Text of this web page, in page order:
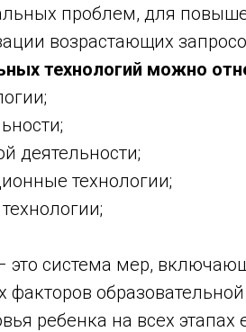
проблем, для
возрастающих
технологий можно
деятельности;
технологии;
это система мер,
факторов
ребенка на всех этапах